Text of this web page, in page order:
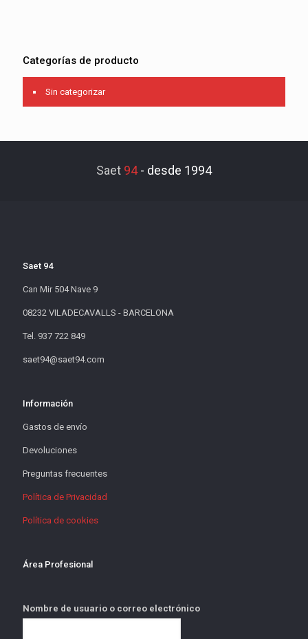
Categorías de producto
Sin categorizar
Saet 94- desde 1994
Saet 94
Can Mir 504 Nave 9
08232 VILADECAVALLS - BARCELONA
Tel. 937 722 849
saet94@saet94.com
Información
Gastos de envío
Devoluciones
Preguntas frecuentes
Política de Privacidad
Política de cookies
Área Profesional
Nombre de usuario o correo electrónico